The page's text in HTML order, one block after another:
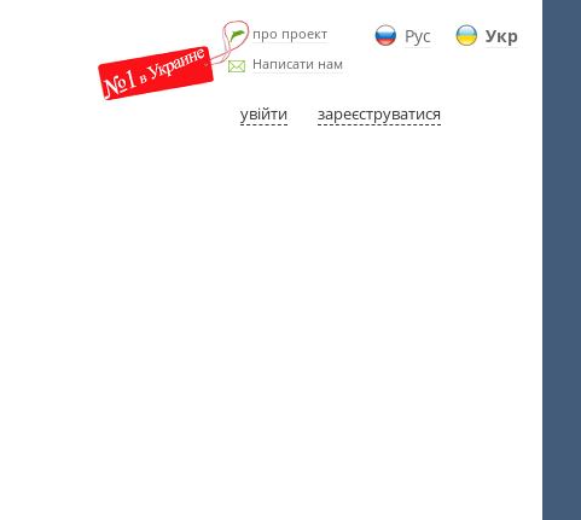
Рус Укр
про проект
Написати нам
увійти зареєструватися